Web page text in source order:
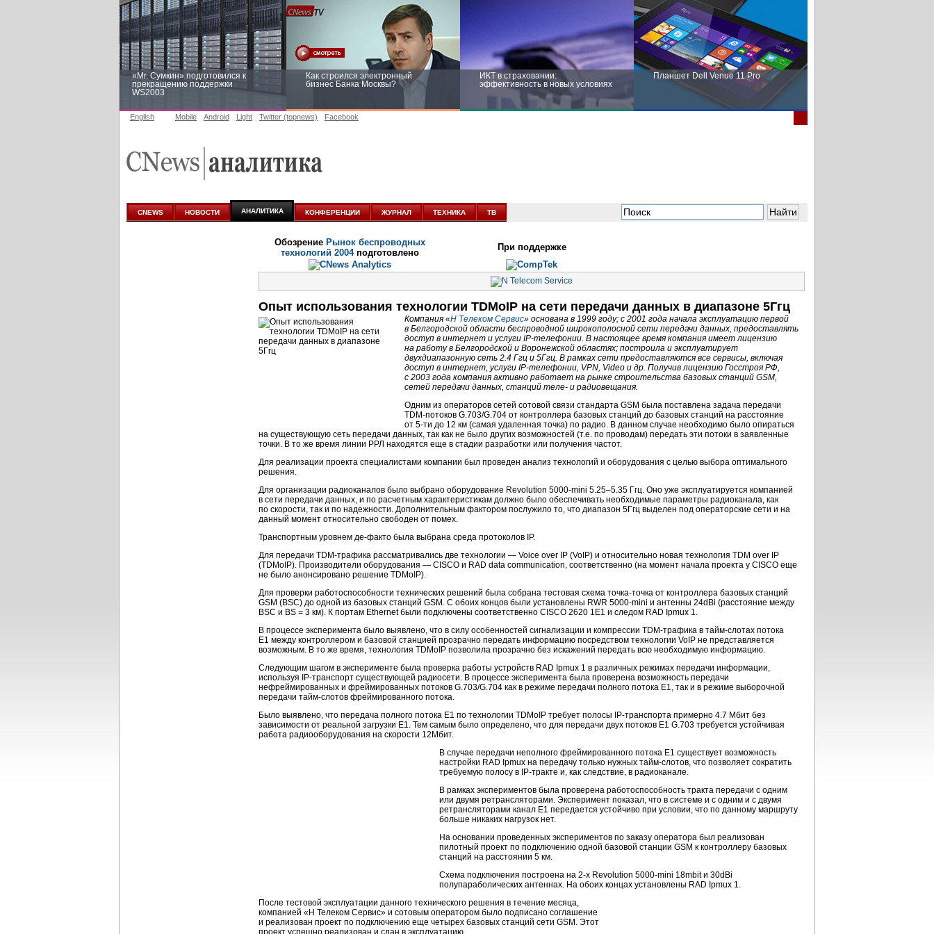
«Mr. Сумкин» подготовился к
прекращению поддержки
WS2003
Как строился электронный
бизнес Банка Москвы?
ИКТ в страховании:
эффективность в новых условиях
Планшет Dell Venue 11 Pro
аналитике
новых условиях
English Mobile Android Light Twitter (topnews) Facebook
CNEWS НОВОСТИ АНАЛИТИКА КОНФЕРЕНЦИИ ЖУРНАЛ ТЕХНИКА ТВ
Обозрение Рынок беспроводных
технологий 2004 подготовлено
При поддержке
Опыт использования технологии TDMoIP на сети передачи данных в диапазоне 5Ггц
Компания «Н Телеком Сервис» основана в 1999 году; с 2001 года начала эксплуатацию первой
в Белгородской области беспроводной широкополосной сети передачи данных, предоставлять
доступ в интернет и услуги IP-телефонии. В настоящее время компания имеет лицензию
на работу в Белгородской и Воронежской областях; построила и эксплуатирует
двухдиапазонную сеть 2.4 Ггц и 5Ггц. В рамках сети предоставляются все сервисы, включая
доступ в интернет, услуги IP-телефонии, VPN, Video и др. Получив лицензию Госстроя РФ,
с 2003 года компания активно работает на рынке строительства базовых станций GSM,
сетей передачи данных, станций теле- и радиовещания.
Одним из операторов сетей сотовой связи стандарта GSM была поставлена задача передачи
TDM-потоков G.703/G.704 от контроллера базовых станций до базовых станций на расстояние
от 5-ти до 12 км (самая удаленная точка) по радио. В данном случае необходимо было опираться
на существующую сеть передачи данных, так как не было других возможностей (т.е. по проводам) передать эти потоки в заявленные
точки. В то же время линии РРЛ находятся еще в стадии разработки или получения частот.
Для реализации проекта специалистами компании был проведен анализ технологий и оборудования с целью выбора оптимального
решения.
Для организации радиоканалов было выбрано оборудование Revolution 5000-mini 5.25–5.35 Ггц. Оно уже эксплуатируется компанией
в сети передачи данных, и по расчетным характеристикам должно было обеспечивать необходимые параметры радиоканала, как
по скорости, так и по надежности. Дополнительным фактором послужило то, что диапазон 5Ггц выделен под операторские сети и на
данный момент относительно свободен от помех.
Транспортным уровнем де-факто была выбрана среда протоколов IP.
Для передачи TDM-трафика рассматривались две технологии — Voice over IP (VoIP) и относительно новая технология TDM over IP
(TDMoIP). Производители оборудования — CISCO и RAD data communication, соответственно (на момент начала проекта у CISCO еще
не было анонсировано решение TDMoIP).
Для проверки работоспособности технических решений была собрана тестовая схема точка-точка от контроллера базовых станций
GSM (BSC) до одной из базовых станций GSM. С обоих концов были установлены RWR 5000-mini и антенны 24dBi (расстояние между
BSC и BS = 3 км). К портам Ethernet были подключены соответственно CISCO 2620 1E1 и следом RAD Ipmux 1.
В процессе эксперимента было выявлено, что в силу особенностей сигнализации и компрессии TDM-трафика в тайм-слотах потока
E1 между контроллером и базовой станцией прозрачно передать информацию посредством технологии VoIP не представляется
возможным. В то же время, технология TDMoIP позволила прозрачно без искажений передать всю необходимую информацию.
Следующим шагом в эксперименте была проверка работы устройств RAD Ipmux 1 в различных режимах передачи информации,
используя
IP-транспорт существующей радиосети. В процессе эксперимента была проверена возможность передачи
нефреймированных и фреймированных потоков G.703/G.704 как в режиме передачи полного потока E1, так и в режиме выборочной
передачи тайм-слотов фреймированного потока.
Было выявлено, что передача полного потока E1 по технологии TDMoIP требует полосы
IP-транспорта примерно 4.7 Мбит без
зависимости от реальной загрузки Е1. Тем самым было определено, что для передачи двух потоков E1 G.703 требуется устойчивая
работа радиооборудования на скорости 12Мбит.
В случае передачи неполного фреймированного потока E1 существует возможность
настройки RAD Ipmux на передачу только нужных тайм-слотов, что позволяет сократить
требуемую полосу в IP-тракте и, как следствие, в радиоканале.
В рамках экспериментов была проверена работоспособность тракта передачи с одним
или двумя ретрансляторами. Эксперимент показал, что в системе и с одним и с двумя
ретрансляторами канал Е1 передается устойчиво при условии, что по данному маршруту
больше никаких нагрузок нет.
На основании проведенных экспериментов по заказу оператора был реализован
пилотный проект по подключению одной базовой станции GSM к контроллеру базовых
станций на расстоянии 5 км.
Схема подключения построена на 2-х Revolution 5000-mini 18mbit и 30dBi
полупараболических антеннах. На обоих концах установлены RAD Ipmux 1.
После тестовой эксплуатации данного технического решения в течение месяца,
компанией «Н Телеком Сервис» и сотовым оператором было подписано соглашение
и реализован проект по подключению еще четырех базовых станций сети GSM. Этот
проект успешно реализован и сдан в эксплуатацию.